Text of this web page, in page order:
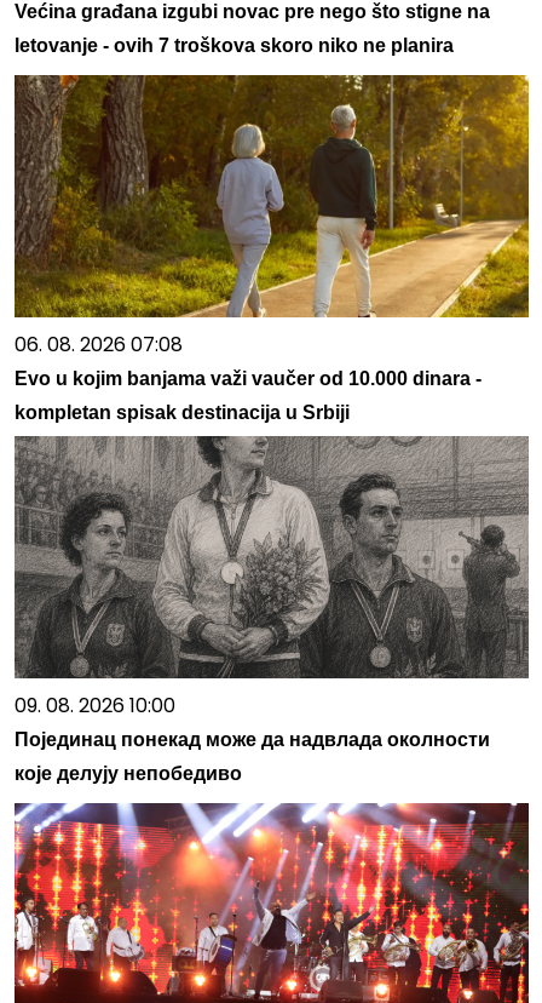
Većina građana izgubi novac pre nego što stigne na
letovanje - ovih 7 troškova skoro niko ne planira
06. 08. 2026 07:08
Evo u kojim banjama važi vaučer od 10.000 dinara -
kompletan spisak destinacija u Srbiji
09. 08. 2026 10:00
Појединац понекад може да надвлада околности
које делују непобедиво